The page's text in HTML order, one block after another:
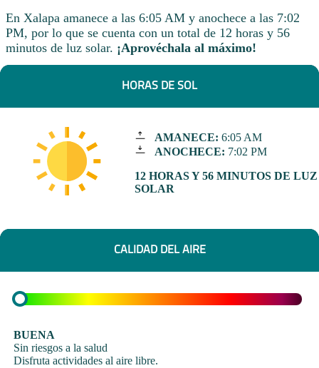
En Xalapa amanece a las 6:05 AM y anochece a las 7:02
PM, por lo que se cuenta con un total de 12 horas y 56
minutos de luz solar. ¡Aprovéchala al máximo!
HORAS DE SOL
AMANECE: 6:05 AM
ANOCHECE: 7:02 PM
12 HORAS Y 56 MINUTOS DE LUZ
SOLAR
CALIDAD DEL AIRE
BUENA
Sin riesgos a la salud
Disfruta actividades al aire libre.